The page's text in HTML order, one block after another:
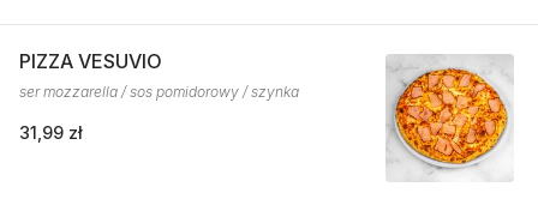
PIZZA VESUVIO
ser mozzarella / sos pomidorowy / szynka
31,99 zł